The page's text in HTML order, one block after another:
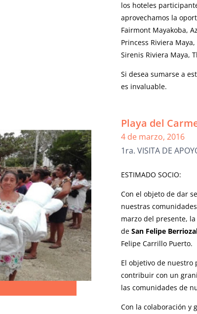
los hoteles
aprovechamos la
Fairmont Mayakoba,
Princess Riviera
Sirenis Riviera Maya,
Si desea sumarse a
es invaluable.
Playa del
4 de marzo, 2016
1ra. VISITA DE
ESTIMADO SOCIO:
Con el objeto de dar
nuestras
marzo del presente,
de San Felipe
Felipe Carrillo Puerto.
El objetivo de nuestro
contribuir con un
las comunidades de
Con la colaboración y